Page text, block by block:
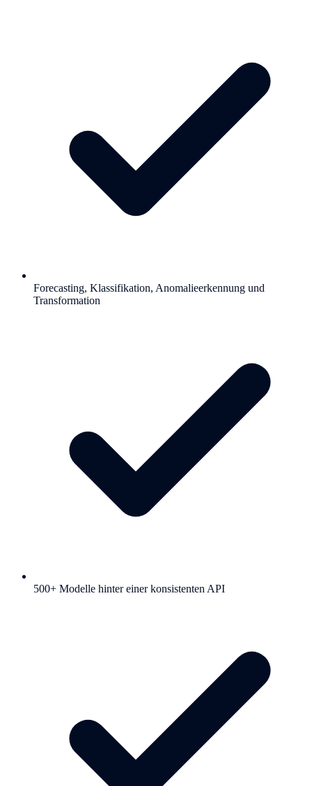
Forecasting, Klassifikation, Anomalieerkennung und
Transformation
500+ Modelle hinter einer konsistenten API